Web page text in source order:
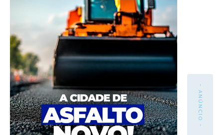
- ANÚNCIO -